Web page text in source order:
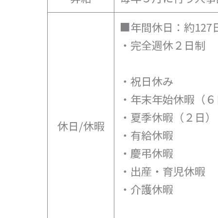
休日/休暇
■年間休日：約127
・完全週休２日制
・祝日休み
・年末年始休暇（
・夏季休暇（２日）
・有給休暇
・慶弔休暇
・出産・育児休暇
・介護休暇